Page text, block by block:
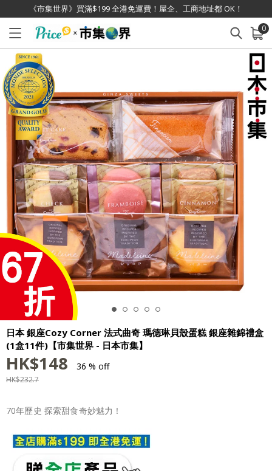
《市集世界》買滿$199 全港免運費！屋企、工商地址都 OK！
0
已加入購物車 查看
日本 銀座Cozy Corner 法式曲奇 瑪德琳貝殼蛋糕 銀座雜錦禮盒
(1盒11件)【市集世界 - 日本市集】
HK$148 36 % off
HK$232.7
70年歷史 探索甜食奇妙魅力！